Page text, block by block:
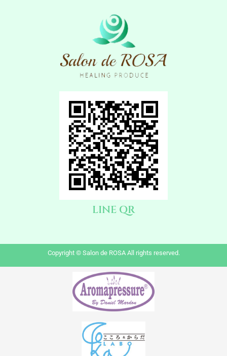
LINE QR
Copyright © Salon de ROSA All rights reserved.